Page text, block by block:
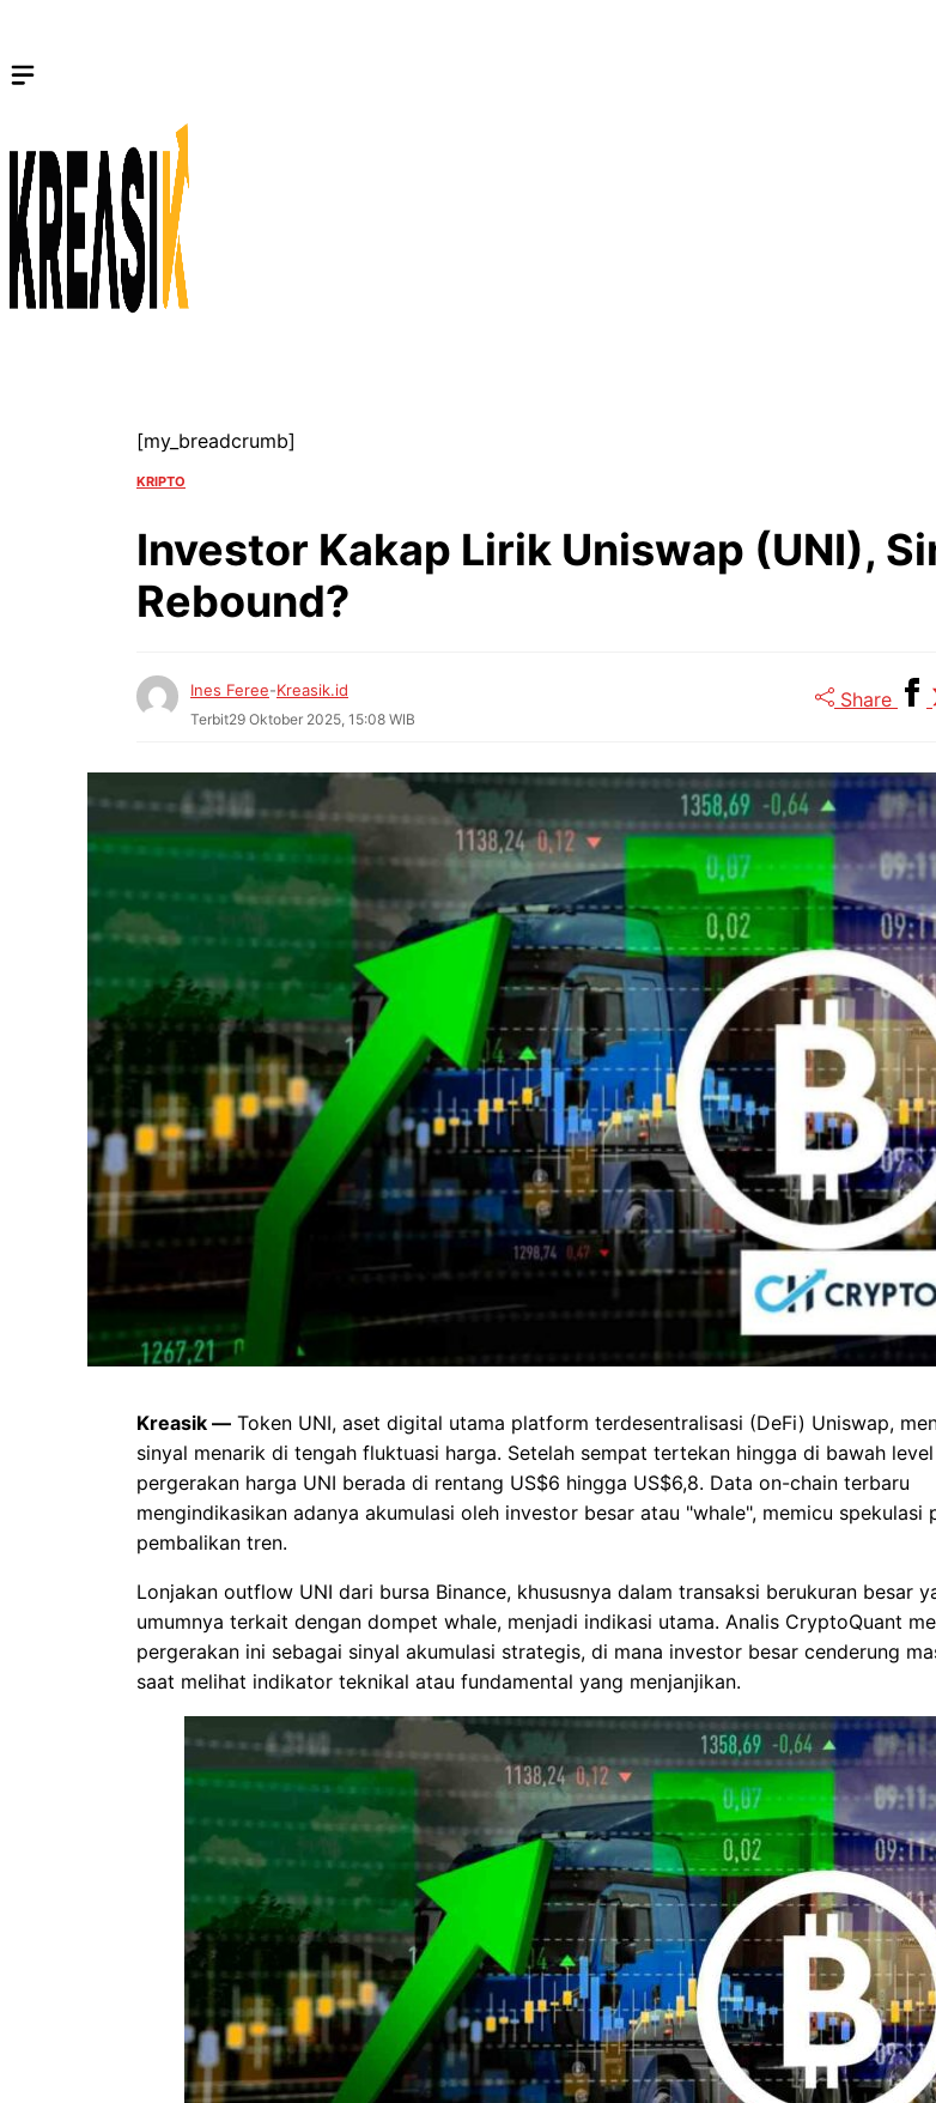
isi
[my_breadcrumb]
KRIPTO
Investor Kakap Lirik Uniswap (UNI),
Rebound?
Ines Feree-Kreasik.id
Terbit29 Oktober 2025, 15:08 WIB
Share
Kreasik — Token UNI, aset digital utama platform terdesentralisasi (DeFi) Uniswap,
sinyal menarik di tengah fluktuasi harga. Setelah sempat tertekan hingga di bawah
pergerakan harga UNI berada di rentang US$6 hingga US$6,8. Data on-chain terbaru
mengindikasikan adanya akumulasi oleh investor besar atau "whale", memicu spekulasi
pembalikan tren.
Lonjakan outflow UNI dari bursa Binance, khususnya dalam transaksi berukuran besar
umumnya terkait dengan dompet whale, menjadi indikasi utama. Analis CryptoQuant
pergerakan ini sebagai sinyal akumulasi strategis, di mana investor besar cenderung
saat melihat indikator teknikal atau fundamental yang menjanjikan.